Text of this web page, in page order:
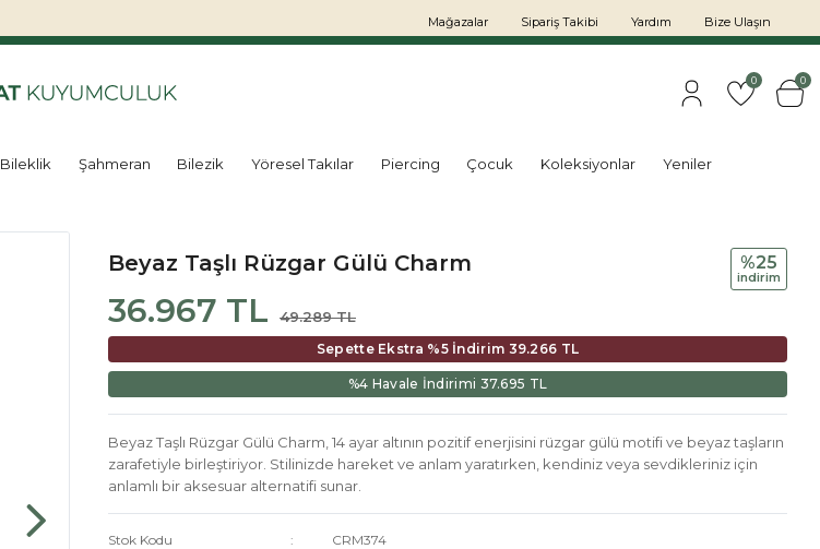
Mağazalar Sipariş Takibi Yardım Bize Ulaşın
0 0
Bileklik Şahmeran Bilezik Yöresel Takılar Piercing Çocuk Koleksiyonlar Yeniler
Beyaz Taşlı Rüzgar Gülü Charm
36.967 TL 49.289 TL
%25
i̇ndi̇ri̇m
Sepette Ekstra %5 İndirim 39.266 TL
%4 Havale İndirimi 37.695 TL
Beyaz Taşlı Rüzgar Gülü Charm, 14 ayar altının pozitif enerjisini rüzgar gülü motifi ve beyaz taşların
zarafetiyle birleştiriyor. Stilinizde hareket ve anlam yaratırken, kendiniz veya sevdikleriniz için
anlamlı bir aksesuar alternatifi sunar.
Stok Kodu
CRM374